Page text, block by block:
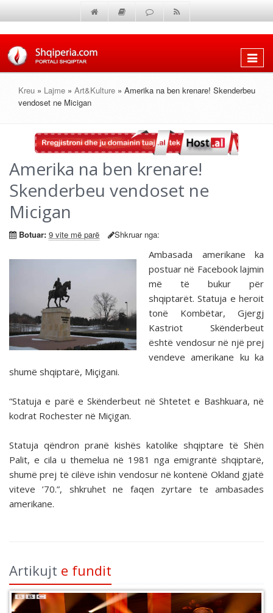
Shfaq
Kreu » Lajme » Art&Kulture » Amerika na ben krenare! Skenderbeu
vendoset ne Micigan
Amerika na ben krenare!
Skenderbeu vendoset ne
Micigan
Botuar: 9 vite më parë Shkruar nga:
Ambasada amerikane ka
postuar në Facebook lajmin
më të bukur për
shqiptarët. Statuja e heroit
tonë Kombëtar, Gjergj
Kastriot Skënderbeut
është vendosur në një prej
vendeve amerikane ku ka
shumë shqiptarë, Miçigani.
“Statuja e parë e Skënderbeut në Shtetet e Bashkuara, në
kodrat Rochester në Miçigan.
Statuja qëndron pranë kishës katolike shqiptare të Shën
Palit, e cila u themelua në 1981 nga emigrantë shqiptarë,
shumë prej të cilëve ishin vendosur në kontenë Okland gjatë
viteve ’70.”, shkruhet ne faqen zyrtare te ambasades
amerikane.
Artikujt e fundit